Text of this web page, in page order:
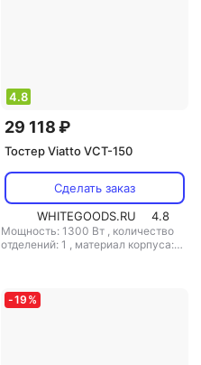
4.8
29 118 ₽
Тостер Viatto VCT-150
Сделать заказ
WHITEGOODS.RU
4.8
Мощность: 1300 Вт , количество
отделений: 1 , материал корпуса:
-19 %